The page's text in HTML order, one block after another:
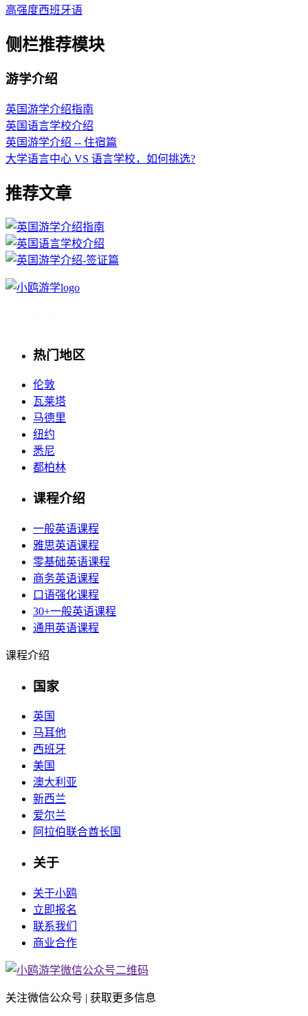
高强度西班牙语
侧栏推荐模块
游学介绍
英国游学介绍指南
英国语言学校介绍
英国游学介绍 -- 住宿篇
大学语言中心 VS 语言学校，如何挑选?
推荐文章
热门地区
伦敦
瓦莱塔
马德里
纽约
悉尼
都柏林
课程介绍
一般英语课程
雅思英语课程
零基础英语课程
商务英语课程
口语强化课程
30+一般英语课程
通用英语课程
课程介绍
国家
英国
马耳他
西班牙
美国
澳大利亚
新西兰
爱尔兰
阿拉伯联合酋长国
关于
关于小鸥
立即报名
联系我们
商业合作
关注微信公众号 | 获取更多信息